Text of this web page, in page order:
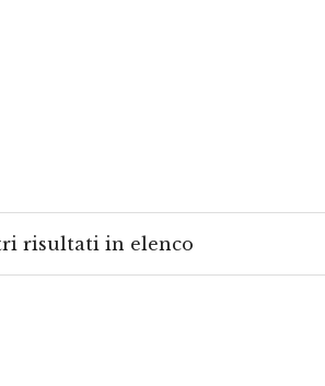
risultati in elenco